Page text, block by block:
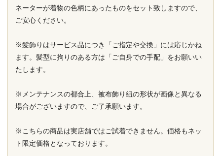
ネーターが着物の色柄にあったものをセット致しますので、
ご安心ください。
※髪飾りはサービス品につき「ご指定や交換」には応じかね
ます。髪型に拘りのある方は「ご自身での手配」をお願いい
たします。
※メンテナンスの都合上、被布飾り紐の形状が画像と異なる
場合がございますので、ご了承願います。
※こちらの商品は実店舗ではご試着できません。価格もネッ
ト限定価格となっております。